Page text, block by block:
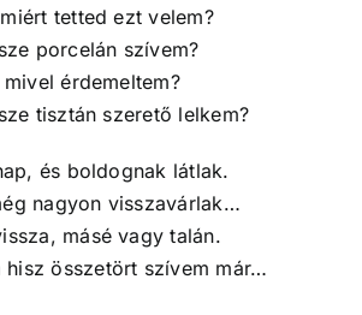
tetted ezt velem?
porcelán szívem?
érdemeltem?
tisztán szerető lelkem?
és boldognak látlak.
nagyon visszavárlak…
másé vagy talán.
hisz összetört szívem már…